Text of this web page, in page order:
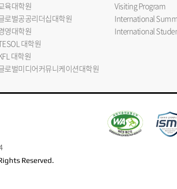
육대학원
로벌공공리더십대학원
영대학원
대학원
대학원
로벌미디어커뮤니케이션대학원
Visiting Program
International
International
Reserved.